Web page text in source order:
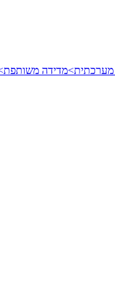
מדידה